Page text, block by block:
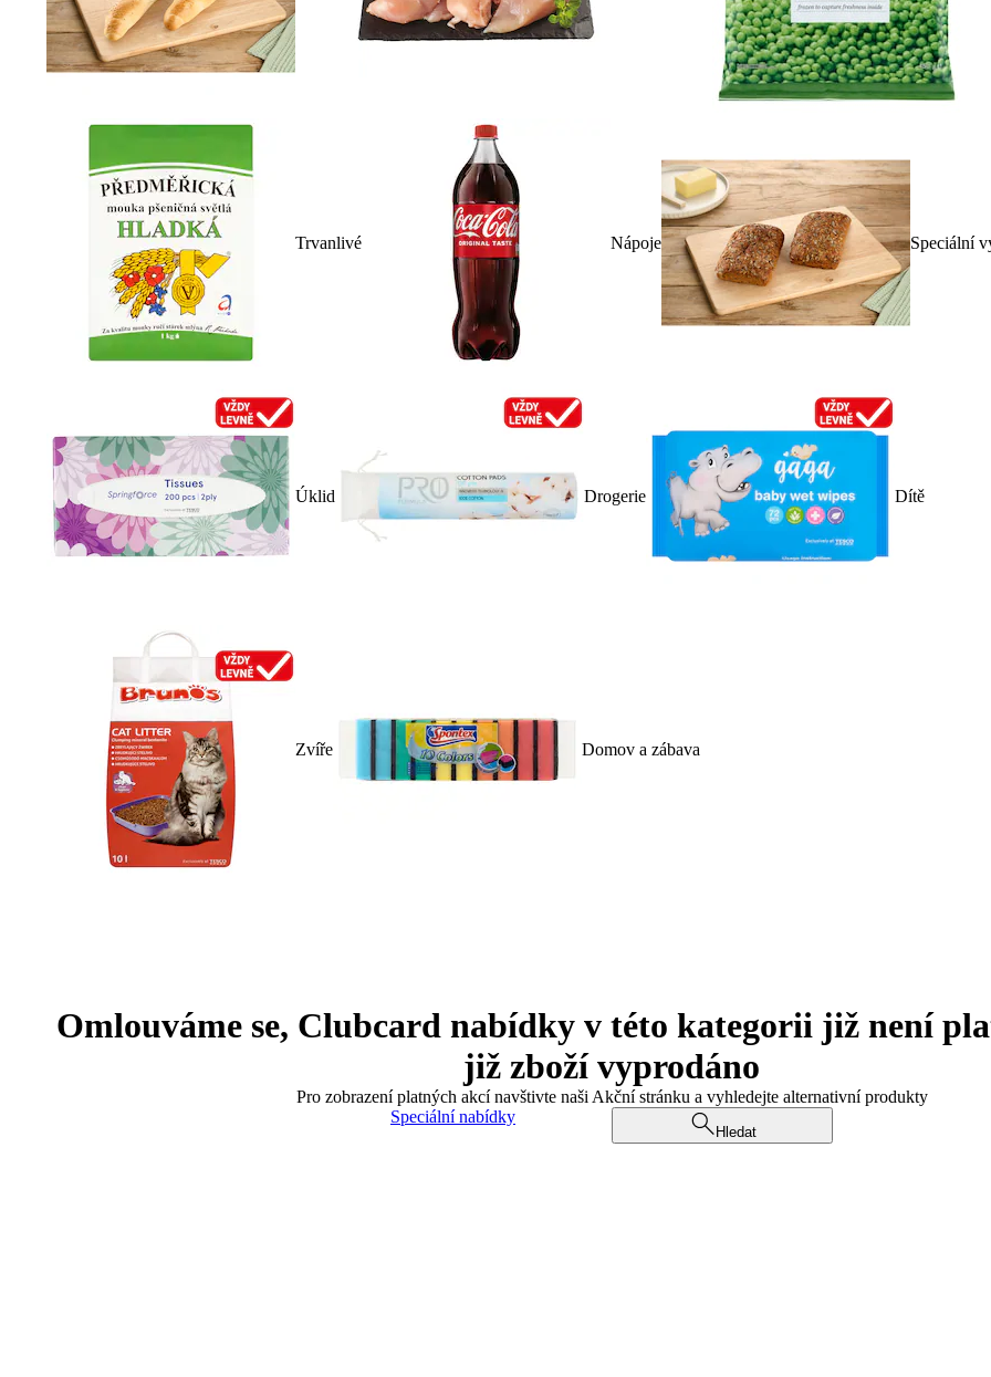
Trvanlivé Nápoje Speciální
Úklid Drogerie Dítě
Zvíře Domov a zábava
Omlouváme se, Clubcard nabídky v této kategorii již není
již zboží vyprodáno
Pro zobrazení platných akcí navštivte naši Akční stránku a vyhledejte alternativní produkty
Speciální nabídky
Hledat